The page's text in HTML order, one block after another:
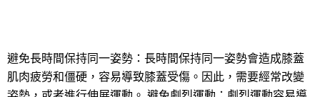
避免長時間保持同一姿勢：長時間保持同一姿勢會造成膝蓋
肌肉疲勞和僵硬，容易導致膝蓋受傷。因此，需要經常改變